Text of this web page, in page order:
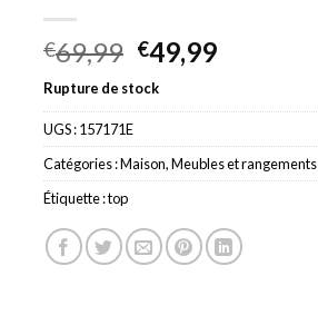
€69,99 Le
prix
initial
€69,99.
€49,99Le
actuel
€49,99.
Rupture de stock
UGS :157171E
Catégories :Maison,Meubles et rangements
Étiquette :top